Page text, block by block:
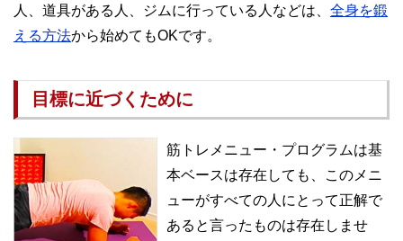
人、道具がある人、ジムに行っている人などは、 全身を鍛
える方法から始めてもOKです。
目標に近づくために
筋トレメニュー・プログラムは基
本ベースは存在しても、このメニ
ューがすべての人にとって正解で
あると言ったものは存在しませ